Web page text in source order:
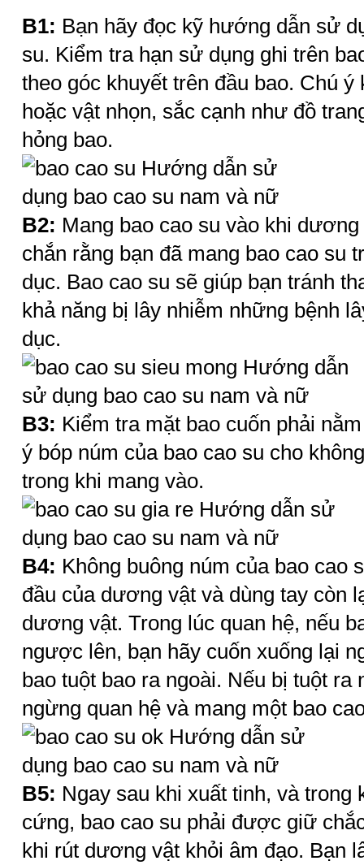
B1: Bạn hãy đọc kỹ hướng dẫn sử
su. Kiểm tra hạn sử dụng ghi trên
theo góc khuyết trên đầu bao. Chú ý
hoặc vật nhọn, sắc cạnh như đồ
hỏng bao.
B2: Mang bao cao su vào khi
chắn rằng bạn đã mang bao cao su
dục. Bao cao su sẽ giúp bạn tránh
khả năng bị lây nhiễm những bệnh
dục.
B3: Kiểm tra mặt bao cuốn phải
ý bóp núm của bao cao su cho
trong khi mang vào.
B4: Không buông núm của bao cao
đầu của dương vật và dùng tay còn
dương vật. Trong lúc quan hệ, nếu
ngược lên, bạn hãy cuốn xuống lại
bao tuột bao ra ngoài. Nếu bị tuột ra
ngừng quan hệ và mang một bao
B5: Ngay sau khi xuất tinh, và trong
cứng, bao cao su phải được giữ
khi rút dương vật khỏi âm đạo. Bạn